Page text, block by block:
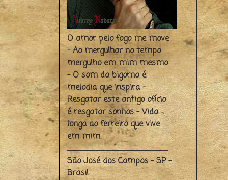
O amor pelo fogo me move
- Ao mergulhar no tempo
mergulho em mim mesmo
- O som da bigorna é
melodia que inspira -
Resgatar este antigo ofício
é resgatar sonhos - Vida
longa ao ferreiro que vive
em mim.
__________________
São José dos Campos - SP -
Brasil